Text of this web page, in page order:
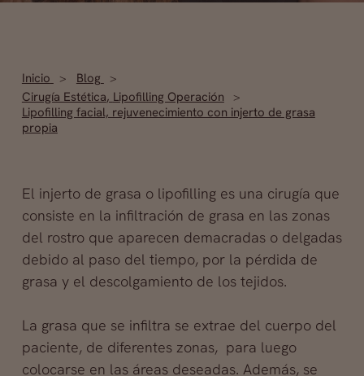
Inicio
Blog
Cirugía Estética, Lipofilling Operación
Lipofilling facial, rejuvenecimiento con injerto de grasa
propia
El injerto de grasa o lipofilling es una cirugía que
consiste en la infiltración de grasa en las zonas
del rostro que aparecen demacradas o delgadas
debido al paso del tiempo, por la pérdida de
grasa y el descolgamiento de los tejidos.
La grasa que se infiltra se extrae del cuerpo del
paciente, de diferentes zonas, para luego
colocarse en las áreas deseadas. Además, se